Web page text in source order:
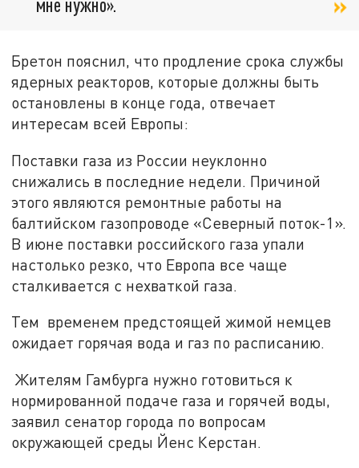
Бретон пояснил, что продление срока службы
ядерных реакторов, которые должны быть
остановлены в конце года, отвечает
интересам всей Европы:
Поставки газа из России неуклонно
снижались в последние недели. Причиной
этого являются ремонтные работы на
балтийском газопроводе «Северный поток-1».
В июне поставки российского газа упали
настолько резко, что Европа все чаще
сталкивается с нехваткой газа.
Тем временем предстоящей жимой немцев
ожидает горячая вода и газ по расписанию.
Жителям Гамбурга нужно готовиться к
нормированной подаче газа и горячей воды,
заявил сенатор города по вопросам
окружающей среды Йенс Керстан.